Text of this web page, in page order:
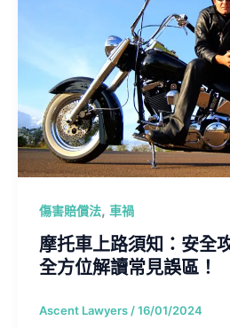
傷害賠償法, 車禍
摩托車上路須知：安全
全方位解讀常見誤區！
Ascent Lawyers /16/01/2024